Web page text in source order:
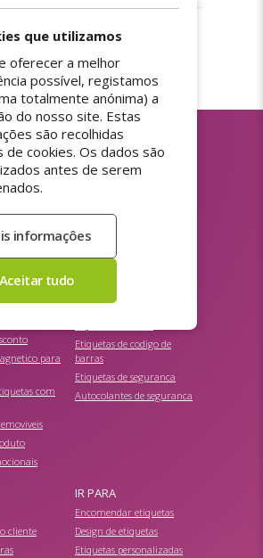
e
para
com
Etiquetas de preco
Autocolante estatico
Etiquetas de codigo de
barras
Etiquetas de seguranca
Autocolantes de seguranca
cliente
IR PARA
Encomendar etiquetas
Design de etiquetas
Etiquetas personalizadas
que utilizamos
oferecer a melhor
possível, registamos
totalmente anónima) a
do nosso site. Estas
são recolhidas
de cookies. Os dados são
antes de serem